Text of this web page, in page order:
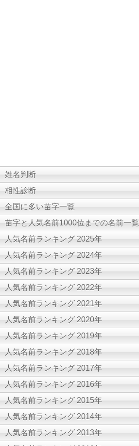
姓名判断
相性診断
全国に多い苗字一覧
苗字と人気名前1000位までの名前一覧
人気名前ランキング 2025年
人気名前ランキング 2024年
人気名前ランキング 2023年
人気名前ランキング 2022年
人気名前ランキング 2021年
人気名前ランキング 2020年
人気名前ランキング 2019年
人気名前ランキング 2018年
人気名前ランキング 2017年
人気名前ランキング 2016年
人気名前ランキング 2015年
人気名前ランキング 2014年
人気名前ランキング 2013年